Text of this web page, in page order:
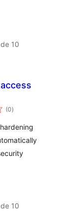
10
(0total
aprecieri
)
10